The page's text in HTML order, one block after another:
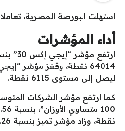
استهلت البورصة المصرية،
أداء المؤشرات
ليصل إلى مستوى 6115 نقطة.
نقطة، وزاد مؤشر تميز بنسبة 0.26% ليصل إلى مستوى 28689 نقطة.